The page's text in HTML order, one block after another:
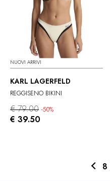
NUOVI ARRIVI
KARL LAGERFELD
REGGISENO BIKINI
€ 79.00 -50%
€ 39.50
8